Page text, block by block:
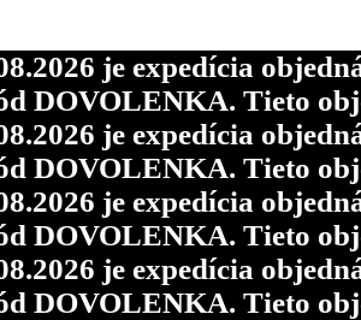
je expedícia
DOVOLENKA. Tieto
je expedícia
DOVOLENKA. Tieto
je expedícia
DOVOLENKA. Tieto
je expedícia
DOVOLENKA. Tieto